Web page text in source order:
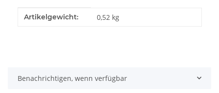
Produkteigenschaft
Wert
Artikelgewicht: 0,52 kg
Benachrichtigen, wenn verfügbar